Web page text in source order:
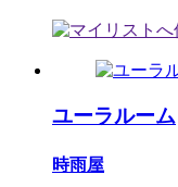
ユーラルーム
時雨屋